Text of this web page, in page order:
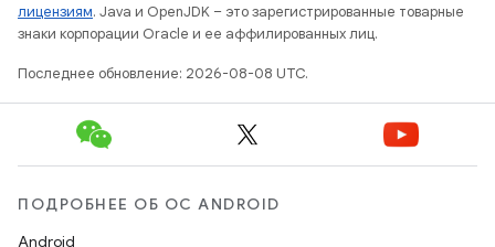
лицензиям. Java и OpenJDK – это зарегистрированные товарные
знаки корпорации Oracle и ее аффилированных лиц.
Последнее обновление: 2026-08-08 UTC.
ПОДРОБНЕЕ ОБ ОС ANDROID
Android